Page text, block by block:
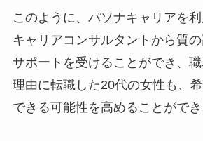
このように、パソナキャリアを利
キャリアコンサルタントから質
サポートを受けることができ、
理由に転職した20代の女性も、
できる可能性を高めることができ